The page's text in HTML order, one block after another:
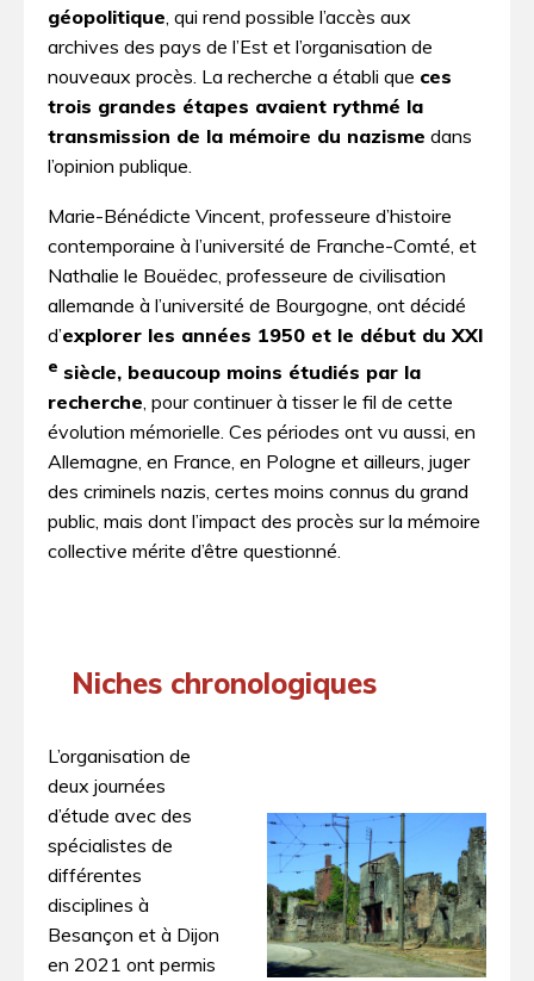
géopolitique , qui rend possible l’accès aux
archives des pays de l’Est et l’organisation de
nouveaux procès. La recherche a établi que ces
trois grandes étapes avaient rythmé la
transmission de la mémoire du nazisme dans
l’opinion publique.
Marie-Bénédicte Vincent, professeure d’histoire
contemporaine à l’université de Franche-Comté, et
Nathalie le Bouëdec, professeure de civilisation
allemande à l’université de Bourgogne, ont décidé
d’explorer les années 1950 et le début du XXI­
e siècle, beaucoup moins étudiés par la
recherche , pour continuer à tisser le fil de cette
évolution mémorielle. Ces périodes ont vu aussi, en
Allemagne, en France, en Pologne et ailleurs, juger
des criminels nazis, certes moins connus du grand
public, mais dont l’impact des procès sur la mémoire
collective mérite d’être questionné.
Niches chronologiques
L’organisation de
deux journées
d’étude avec des
spécialistes de
différentes
disciplines à
Besançon et à Dijon
en 2021 ont permis